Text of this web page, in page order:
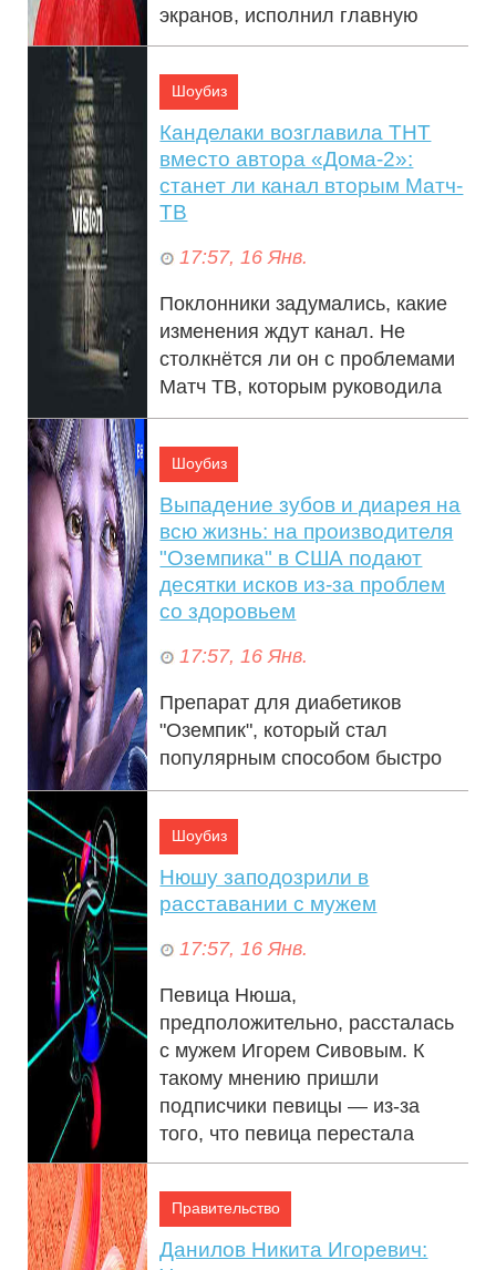
экранов, исполнил главную
роль в ситкоме. Стас Старовой...
Шоубиз
Канделаки возглавила ТНТ
вместо автора «Дома-2»:
станет ли канал вторым Матч-
ТВ
17:57, 16 Янв.
Поклонники задумались, какие
изменения ждут канал. Не
столкнётся ли он с проблемами
Матч ТВ, которым руководила
Канделаки. Фото: pbs.twimg.com
Тина К...
Шоубиз
Выпадение зубов и диарея на
всю жизнь: на производителя
"Оземпика" в США подают
десятки исков из-за проблем
со здоровьем
17:57, 16 Янв.
Препарат для диабетиков
"Оземпик", который стал
популярным способом быстро
похудеть, оказался опасен для
препарата, компан...
Шоубиз
Нюшу заподозрили в
расставании с мужем
17:57, 16 Янв.
Певица Нюша,
предположительно, рассталась
с мужем Игорем Сивовым. К
такому мнению пришли
подписчики певицы — из-за
того, что певица перестала
носить ...
Правительство
Данилов Никита Игоревич: